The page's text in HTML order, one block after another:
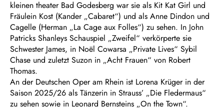
kleinen theater Bad Godesberg war sie als Kit Kat Girl und
Fräulein Kost (Kander „Cabaret“) und als Anne Dindon und
Cagelle (Herman „La Cage aux Folles“) zu sehen. In John
Patricks Shanleys Schauspiel „Zweifel“ verkörperte sie
Schwester James, in Noël Cowarsa „Private Lives“ Sybil
Chase und zuletzt Suzon in „Acht Frauen“ von Robert
Thomas.
An der Deutschen Oper am Rhein ist Lorena Krüger in der
Saison 2025/26 als Tänzerin in Strauss’ „Die Fledermaus“
zu sehen sowie in Leonard Bernsteins „On the Town“.